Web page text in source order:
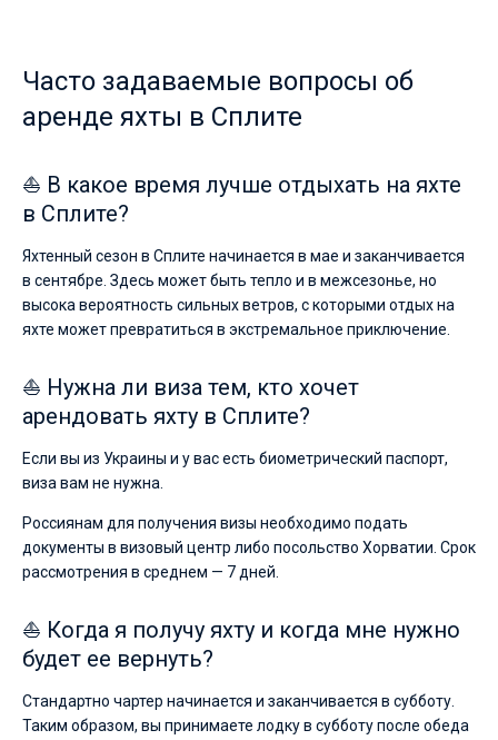
Часто задаваемые вопросы об
аренде яхты в Сплите
⛵ В какое время лучше отдыхать на яхте
в Сплите?
Яхтенный сезон в Сплите начинается в мае и заканчивается
в сентябре. Здесь может быть тепло и в межсезонье, но
высока вероятность сильных ветров, с которыми отдых на
яхте может превратиться в экстремальное приключение.
⛵ Нужна ли виза тем, кто хочет
арендовать яхту в Сплите?
Если вы из Украины и у вас есть биометрический паспорт,
виза вам не нужна.
Россиянам для получения визы необходимо подать
документы в визовый центр либо посольство Хорватии. Срок
рассмотрения в среднем — 7 дней.
⛵ Когда я получу яхту и когда мне нужно
будет ее вернуть?
Стандартно чартер начинается и заканчивается в субботу.
Таким образом, вы принимаете лодку в субботу после обеда